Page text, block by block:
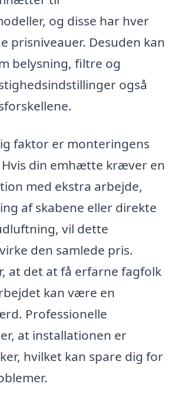
og disse har hver
prisniveauer. Desuden kan
belysning, filtre og
også
faktor er monteringens
din emhætte kræver en
med ekstra arbejde,
af skabene eller direkte
vil dette
den samlede pris.
at det at få erfarne fagfolk
kan være en
Professionelle
at installationen er
hvilket kan spare dig for